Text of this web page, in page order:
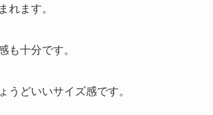
れます。
も十分です。
うどいいサイズ感です。